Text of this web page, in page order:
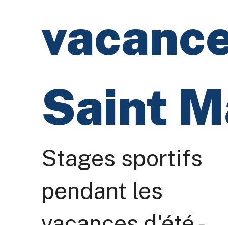
Saint
Stages sportifs
pendant les